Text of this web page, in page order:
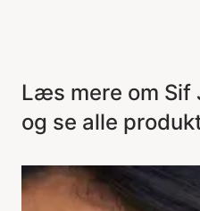
Læs mere om Sif
og se alle